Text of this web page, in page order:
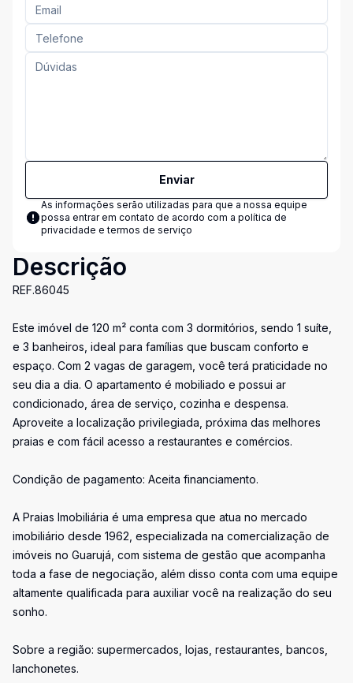
Enviar
As informações serão utilizadas para que a nossa equipe
possa entrar em contato de acordo com a política de
privacidade e termos de serviço
Descrição
REF.86045
Este imóvel de 120 m² conta com 3 dormitórios, sendo 1 suíte,
e 3 banheiros, ideal para famílias que buscam conforto e
espaço. Com 2 vagas de garagem, você terá praticidade no
seu dia a dia. O apartamento é mobiliado e possui ar
condicionado, área de serviço, cozinha e despensa.
Aproveite a localização privilegiada, próxima das melhores
praias e com fácil acesso a restaurantes e comércios.
Condição de pagamento: Aceita financiamento.
A Praias Imobiliária é uma empresa que atua no mercado
imobiliário desde 1962, especializada na comercialização de
imóveis no Guarujá, com sistema de gestão que acompanha
toda a fase de negociação, além disso conta com uma equipe
altamente qualificada para auxiliar você na realização do seu
sonho.
Sobre a região: supermercados, lojas, restaurantes, bancos,
lanchonetes.